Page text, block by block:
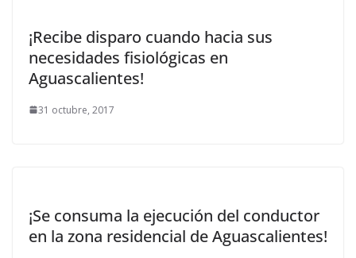
¡Recibe disparo cuando hacia sus
necesidades fisiológicas en
Aguascalientes!
31 octubre, 2017
¡Se consuma la ejecución del conductor
en la zona residencial de Aguascalientes!